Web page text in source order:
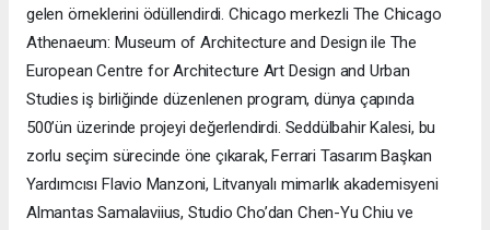
gelen örneklerini ödüllendirdi. Chicago merkezli The Chicago
Athenaeum: Museum of Architecture and Design ile The
European Centre for Architecture Art Design and Urban
Studies iş birliğinde düzenlenen program, dünya çapında
500’ün üzerinde projeyi değerlendirdi. Seddülbahir Kalesi, bu
zorlu seçim sürecinde öne çıkarak, Ferrari Tasarım Başkan
Yardımcısı Flavio Manzoni, Litvanyalı mimarlık akademisyeni
Almantas Samalaviius, Studio Cho’dan Chen-Yu Chiu ve